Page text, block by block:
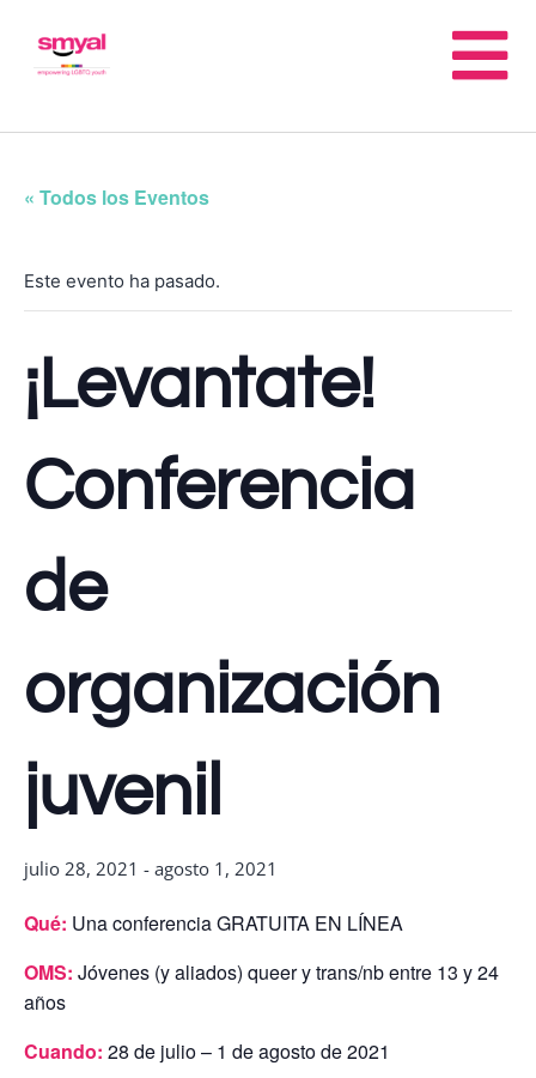
« Todos los Eventos
Este evento ha pasado.
¡Levantate!
Conferencia
de
organización
juvenil
julio 28, 2021 - agosto 1, 2021
Qué: Una conferencia GRATUITA EN LÍNEA
OMS: Jóvenes (y aliados) queer y trans/nb entre 13 y 24
años
Cuando: 28 de julio – 1 de agosto de 2021